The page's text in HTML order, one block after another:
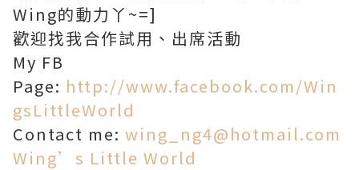
Wing的動力丫~=]
歡迎找我合作試用、出席活動
My FB
Page: http://www.facebook.com/Win
gsLittleWorld
Contact me: wing_ng4@hotmail.com
Wing’s Little World